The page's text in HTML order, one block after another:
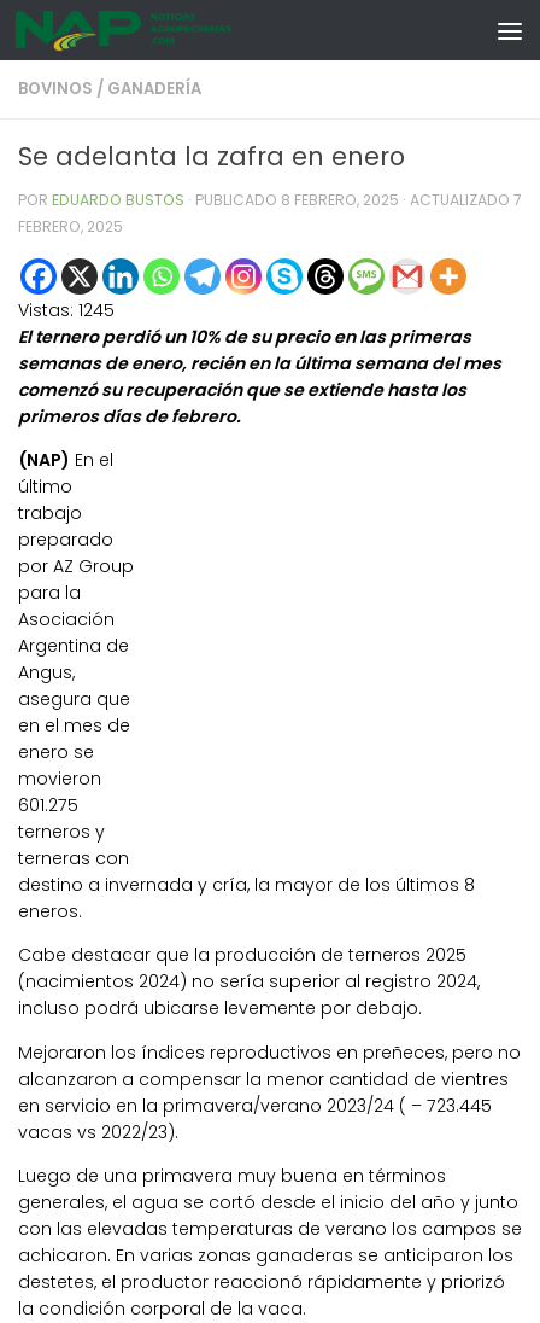
Skip to content
BOVINOS / GANADERÍA
Se adelanta la zafra en enero
POR EDUARDO BUSTOS · PUBLICADO 8 FEBRERO, 2025 · ACTUALIZADO 7
FEBRERO, 2025
Vistas: 1245
El ternero perdió un 10% de su precio en las primeras
semanas de enero, recién en la última semana del mes
comenzó su recuperación que se extiende hasta los
primeros días de febrero.
(NAP) En el
último
trabajo
preparado
por AZ Group
para la
Asociación
Argentina de
Angus,
asegura que
en el mes de
enero se
movieron
601.275
terneros y
terneras con
destino a invernada y cría, la mayor de los últimos 8
eneros.
Cabe destacar que la producción de terneros 2025
(nacimientos 2024) no sería superior al registro 2024,
incluso podrá ubicarse levemente por debajo.
Mejoraron los índices reproductivos en preñeces, pero no
alcanzaron a compensar la menor cantidad de vientres
en servicio en la primavera/verano 2023/24 ( – 723.445
vacas vs 2022/23).
Luego de una primavera muy buena en términos
generales, el agua se cortó desde el inicio del año y junto
con las elevadas temperaturas de verano los campos se
achicaron. En varias zonas ganaderas se anticiparon los
destetes, el productor reaccionó rápidamente y priorizó
la condición corporal de la vaca.